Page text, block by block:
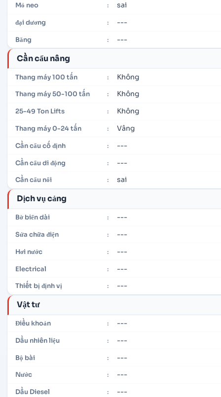
Mỏ neo : sai
đại dương : ---
Băng : ---
Cần cẩu nâng
Thang máy 100 tấn : Không
Thang máy 50-100 tấn : Không
25-49 Ton Lifts : Không
Thang máy 0-24 tấn : Vâng
Cần cẩu cố định : ---
Cần cẩu di động : ---
Cần cẩu nổi : sai
Dịch vụ cảng
Bờ biển dài : ---
Sửa chữa điện : ---
Hơi nước : ---
Electrical : ---
Thiết bị định vị : ---
Vật tư
Điều khoản : ---
Dầu nhiên liệu : ---
Bộ bài : ---
Nước : ---
Dầu Diesel : ---